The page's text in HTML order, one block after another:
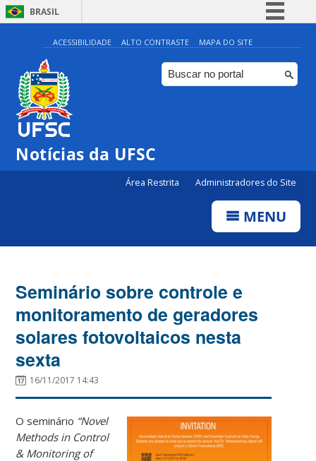
BRASIL
Simplifique!
Comunica BR
Participe
ACESSIBILIDADE ALTO CONTRASTE MAPA DO SITE
Notícias da UFSC
Área Restrita Administradores do Site
MENU
Seminário sobre controle e
monitoramento de geradores
solares fotovoltaicos nesta
sexta
16/11/2017 14:43
O seminário “Novel
Methods in Control
& Monitoring of